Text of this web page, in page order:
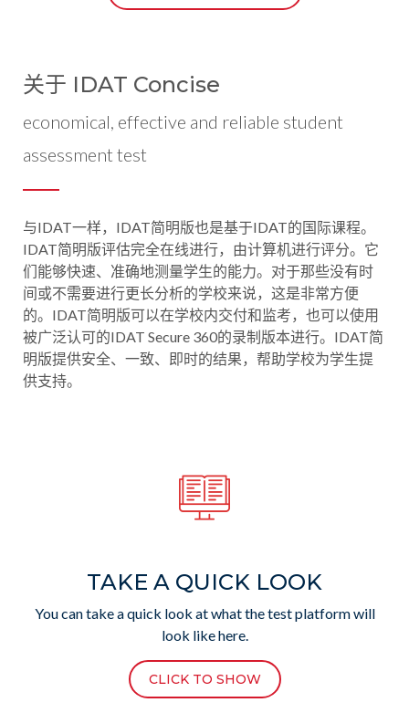
关于 IDAT Concise
economical, effective and reliable student
assessment test
与IDAT一样，IDAT简明版也是基于IDAT的国际课程。
IDAT简明版评估完全在线进行，由计算机进行评分。它
们能够快速、准确地测量学生的能力。对于那些没有时
间或不需要进行更长分析的学校来说，这是非常方便
的。IDAT简明版可以在学校内交付和监考，也可以使用
被广泛认可的IDAT Secure 360的录制版本进行。IDAT简
明版提供安全、一致、即时的结果，帮助学校为学生提
供支持。
TAKE A QUICK LOOK
You can take a quick look at what the test platform will
look like here.
CLICK TO SHOW